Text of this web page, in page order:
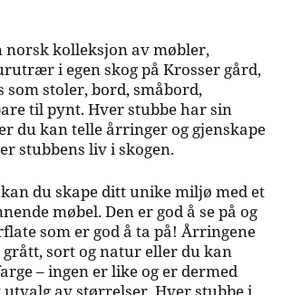
norsk kolleksjon av møbler,
i egen skog på Krosser gård,
som stoler, bord, småbord,
til pynt. Hver stubbe har sin
du kan telle årringer og gjenskape
stubbens liv i skogen.
du skape ditt unike miljø med et
møbel. Den er god å se på og
som er god å ta på! Årringene
sort og natur eller du kan
– ingen er like og er dermed